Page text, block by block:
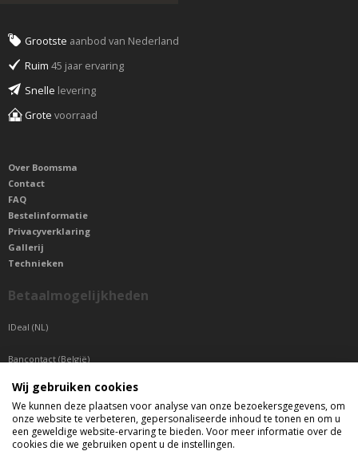
Grootste aanbod van Nederland
Ruim 45 jaar ervaring
Snelle levering
Grote voorraad
Over Boomsma
Contact
FAQ
Bestelinformatie
Privacyverklaring
Gallerij
Technieken
Betaalmogelijkheden
IDeal (NL)
Bancontact (België)
Sepa betaling (Overige landen)
Telefonisch bereikbaar
Wij gebruiken cookies
We kunnen deze plaatsen voor analyse van onze bezoekersgegevens, om
onze website te verbeteren, gepersonaliseerde inhoud te tonen en om u
een geweldige website-ervaring te bieden. Voor meer informatie over de
cookies die we gebruiken opent u de instellingen.